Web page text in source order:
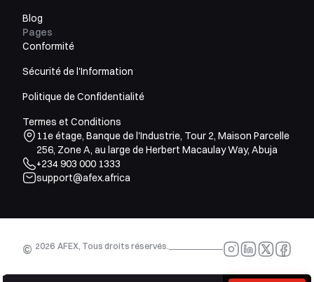
Blog
Pages
Conformité
Sécurité de l'Information
Politique de Confidentialité
Termes et Conditions
11e étage, Banque de l'Industrie, Tour 2, Maison Parcelle
256, Zone A, au large de Herbert Macaulay Way, Abuja
+234 903 000 1333
support@afex.africa
© 2026 AFEX, Tous droits réservés.